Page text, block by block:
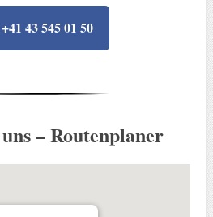
+41 43 545 01 50
– Routenplaner